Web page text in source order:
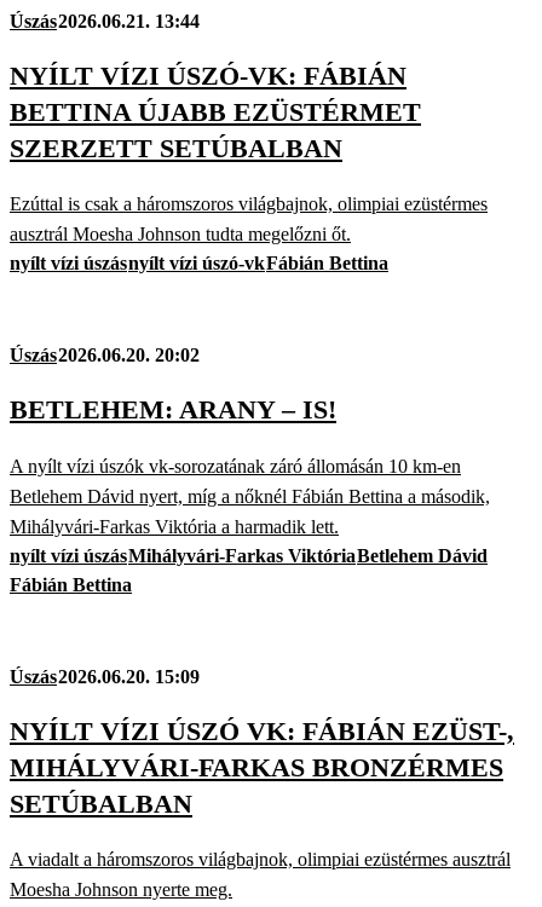
Úszás2026.06.21. 13:44
NYÍLT VÍZI ÚSZÓ-VK: FÁBIÁN
BETTINA ÚJABB EZÜSTÉRMET
SZERZETT SETÚBALBAN
Ezúttal is csak a háromszoros világbajnok, olimpiai ezüstérmes
ausztrál Moesha Johnson tudta megelőzni őt.
nyílt vízi úszásnyílt vízi úszó-vkFábián Bettina
Úszás2026.06.20. 20:02
BETLEHEM: ARANY – IS!
A nyílt vízi úszók vk-sorozatának záró állomásán 10 km-en
Betlehem Dávid nyert, míg a nőknél Fábián Bettina a második,
Mihályvári-Farkas Viktória a harmadik lett.
nyílt vízi úszásMihályvári-Farkas ViktóriaBetlehem Dávid
Fábián Bettina
Úszás2026.06.20. 15:09
NYÍLT VÍZI ÚSZÓ VK: FÁBIÁN EZÜST-,
MIHÁLYVÁRI-FARKAS BRONZÉRMES
SETÚBALBAN
A viadalt a háromszoros világbajnok, olimpiai ezüstérmes ausztrál
Moesha Johnson nyerte meg.